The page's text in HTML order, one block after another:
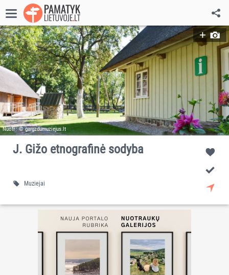
J. Gižo etnografinė sodyba
Muziejai
Nuotr.: © gargzdumuziejus.lt